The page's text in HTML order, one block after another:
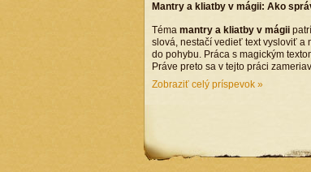
Mantry a kliatby v mágii: Ako
Téma mantry a kliatby v mágii
slová, nestačí vedieť text vysloviť a
do pohybu. Práca s magickým
Práve preto sa v tejto práci
Zobraziť celý príspevok »